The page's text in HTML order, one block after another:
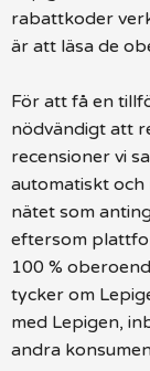
rabattkoder
är att läsa de
För att få en
nödvändigt att
recensioner vi
automatiskt och
nätet som
eftersom
100 %
tycker om
med Lepigen,
andra